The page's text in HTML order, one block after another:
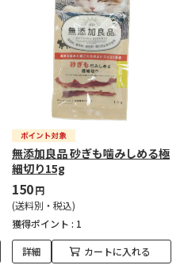
無添加良品 砂ぎも噛みしめる極
細切り15g
150円
(送料別・税込)
獲得ポイント : 1
詳細 カートに入れる